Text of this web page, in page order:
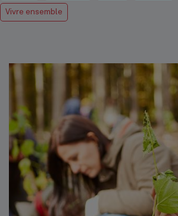
Hôtel communal
Vivre ensemble